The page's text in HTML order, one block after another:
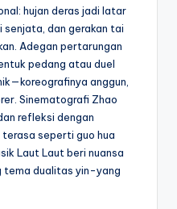
hujan deras jadi latar
senjata, dan gerakan tai
Adegan pertarungan
pedang atau duel
anggun,
Sinematografi Zhao
refleksi dengan
seperti guo hua
Laut Laut beri nuansa
tema dualitas yin-yang